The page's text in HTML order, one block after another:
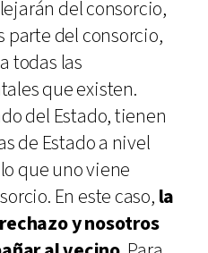
del consorcio,
parte del consorcio,
todas las
que existen.
del Estado, tienen
de Estado a nivel
que uno viene
En este caso, la
y nosotros